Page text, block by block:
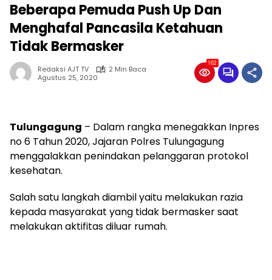
Beberapa Pemuda Push Up Dan
Menghafal Pancasila Ketahuan
Tidak Bermasker
Redaksi AJT TV
2 Min Baca
Agustus 25, 2020
162
Tulungagung – Dalam rangka menegakkan Inpres
no 6 Tahun 2020, Jajaran Polres Tulungagung
menggalakkan penindakan pelanggaran protokol
kesehatan.
Salah satu langkah diambil yaitu melakukan razia
kepada masyarakat yang tidak bermasker saat
melakukan aktifitas diluar rumah.